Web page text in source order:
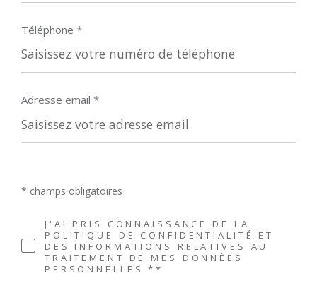
Téléphone *
Adresse email *
* champs obligatoires
J'AI PRIS CONNAISSANCE DE LA
POLITIQUE DE CONFIDENTIALITÉ ET
DES INFORMATIONS RELATIVES AU
TRAITEMENT DE MES DONNÉES
PERSONNELLES **